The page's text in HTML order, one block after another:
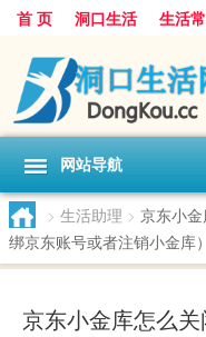
首 页 洞口生活 生活
网站导航
> 生活助理 > 京东小
绑京东账号或者注销小金库）
京东小金库怎么